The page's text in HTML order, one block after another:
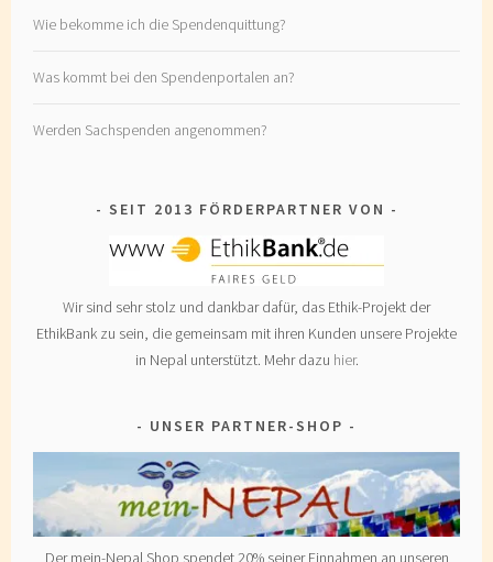
Wie bekomme ich die Spendenquittung?
Was kommt bei den Spendenportalen an?
Werden Sachspenden angenommen?
SEIT 2013 FÖRDERPARTNER VON
Wir sind sehr stolz und dankbar dafür, das Ethik-Projekt der
EthikBank zu sein, die gemeinsam mit ihren Kunden unsere Projekte
in Nepal unterstützt. Mehr dazu hier.
UNSER PARTNER-SHOP
Der mein-Nepal Shop spendet 20% seiner Einnahmen an unseren